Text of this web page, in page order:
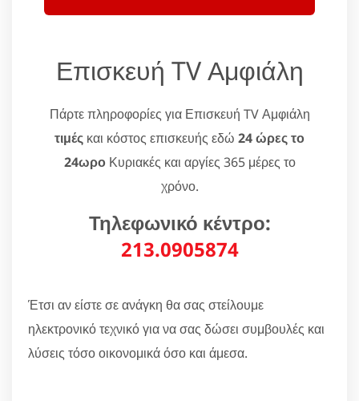
Επισκευή TV Αμφιάλη
Πάρτε πληροφορίες για Επισκευή TV Αμφιάλη
τιμές και κόστος επισκευής εδώ 24 ώρες το
24ωροΚυριακές και αργίες 365 μέρες το
χρόνο.
Τηλεφωνικό κέντρο:
213.0905874
Έτσι αν είστε σε ανάγκη θα σας στείλουμε
ηλεκτρονικό τεχνικό για να σας δώσει συμβουλές και
λύσεις τόσο οικονομικά όσο και άμεσα.